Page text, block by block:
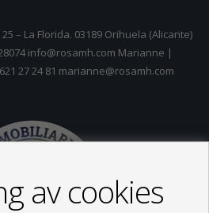
– La Florida. 03189 Orihuela (Alicante)
info@rosamh.com Marianne |
27 24 81 marianne@rosamh.com
av cookies